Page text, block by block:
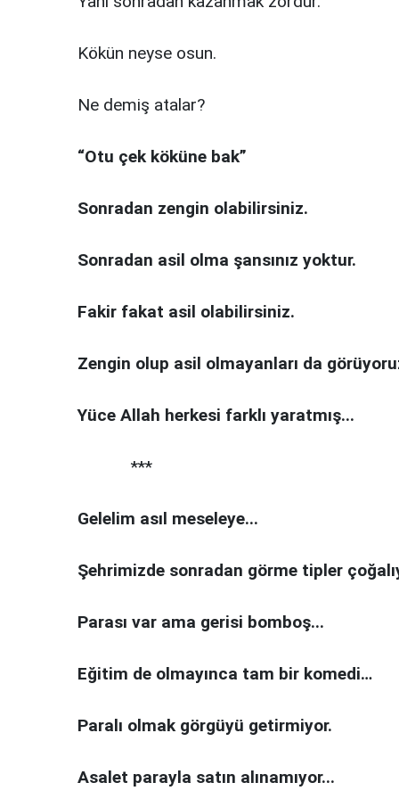
Kökün neyse osun.
Ne demiş atalar?
“Otu çek köküne bak”
Sonradan zengin olabilirsiniz.
Sonradan asil olma şansınız yoktur.
Fakir fakat asil olabilirsiniz.
Zengin olup asil olmayanları da
Yüce Allah herkesi farklı yaratmış...
***
Gelelim asıl meseleye...
Şehrimizde sonradan görme tipler
Parası var ama gerisi bomboş...
Eğitim de olmayınca tam bir komedi…
Paralı olmak görgüyü getirmiyor.
Asalet parayla satın alınamıyor...